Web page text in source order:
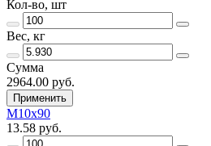
Кол-во, шт
Вес, кг
Сумма
2964.00 руб.
Применить
М10х90
13.58 руб.